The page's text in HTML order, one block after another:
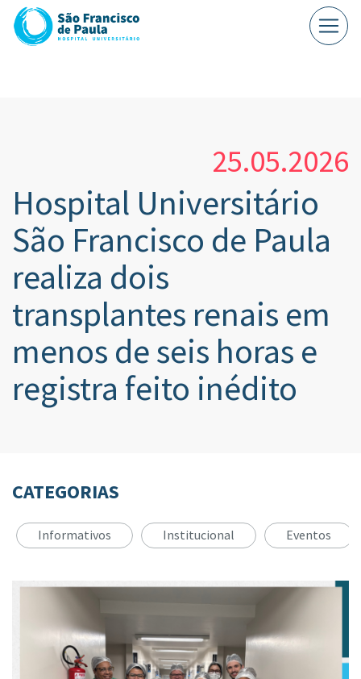
25.05.2026
Hospital Universitário
São Francisco de Paula
realiza dois
transplantes renais em
menos de seis horas e
registra feito inédito
CATEGORIAS
Informativos Institucional Eventos